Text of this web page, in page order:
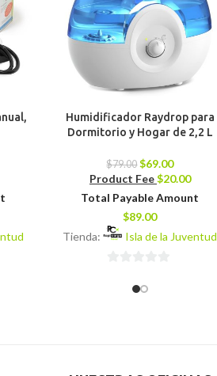
Humidificador Raydrop para
Dormitorio y Hogar de 2,2 L
$79.00 $69.00
Product Fee$20.00
Total Payable Amount
$89.00
Tienda:
Isla de la Juventud